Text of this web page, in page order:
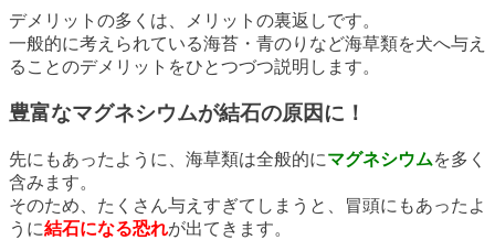
デメリットの多くは、メリットの裏返しです。
一般的に考えられている海苔・青のりなど海草類を犬へ与え
ることのデメリットをひとつづつ説明します。
豊富なマグネシウムが結石の原因に！
先にもあったように、海草類は全般的にマグネシウムを多く
含みます。
そのため、たくさん与えすぎてしまうと、冒頭にもあったよ
うに結石になる恐れが出てきます。